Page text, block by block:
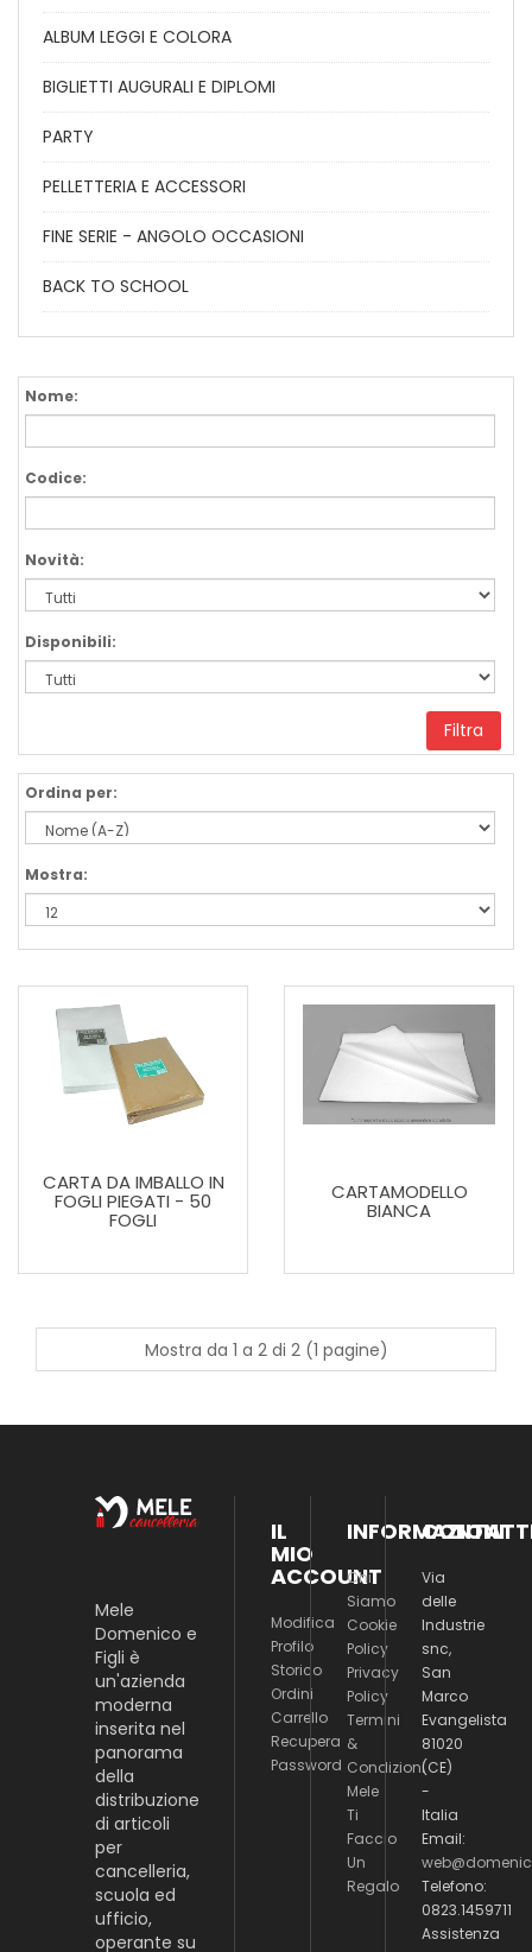
ALBUM LEGGI E COLORA
BIGLIETTI AUGURALI E DIPLOMI
PARTY
PELLETTERIA E ACCESSORI
FINE SERIE - ANGOLO OCCASIONI
BACK TO SCHOOL
Nome:
Codice:
Novità:
Disponibili:
Filtra
Ordina per:
Mostra:
CARTA DA IMBALLO IN
FOGLI PIEGATI - 50
FOGLI
CARTAMODELLO
BIANCA
Mostra da 1 a 2 di 2 (1 pagine)
Mele
Domenico e
Figli è
un'azienda
moderna
inserita nel
panorama
della
distribuzione
di articoli
per
cancelleria,
scuola ed
ufficio,
operante su
IL
MIO
ACCOUNT
Modifica
Profilo
Storico
Ordini
Carrello
Recupera
Password
INFORMAZIONI
Chi
Siamo
Cookie
Policy
Privacy
Policy
Termini
&
Condizioni
Mele
Ti
Faccio
Un
Regalo
Via
delle
Industrie
snc,
San
Marco
Evangelista
81020
(CE)
-
Italia
Email:
Telefono:
0823.1459711
Assistenza